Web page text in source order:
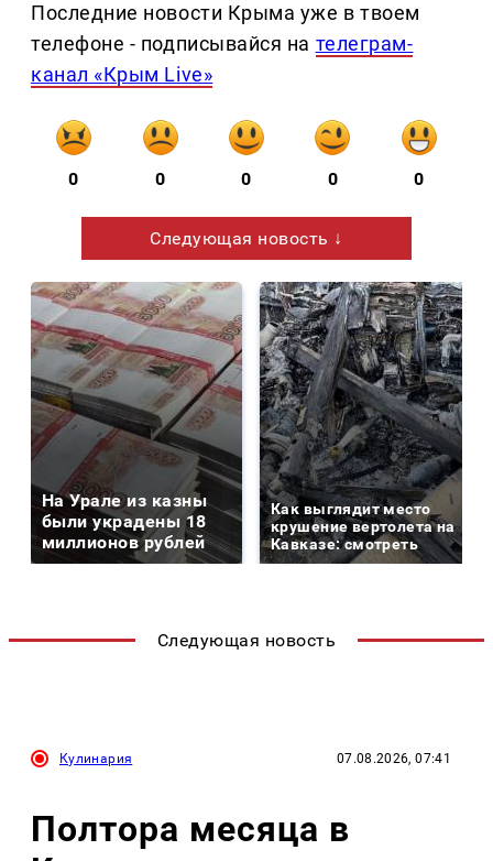
Последние новости Крыма уже в твоем
телефоне - подписывайся на телеграм-
канал «Крым Live»
0 0 0 0 0
Следующая новость ↓
На Урале из казны
были украдены 18
миллионов рублей
Как выглядит место
крушение вертолета на
Кавказе: смотреть
Следующая новость
Кулинария 07.08.2026, 07:41
Полтора месяца в